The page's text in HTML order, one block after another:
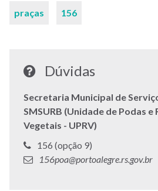
praças 156
Dúvidas
Secretaria Municipal de
SMSURB (Unidade de Podas e
Vegetais - UPRV)
Telefone:
156 (opção 9)
E-
156poa@portoalegre.rs.gov.br